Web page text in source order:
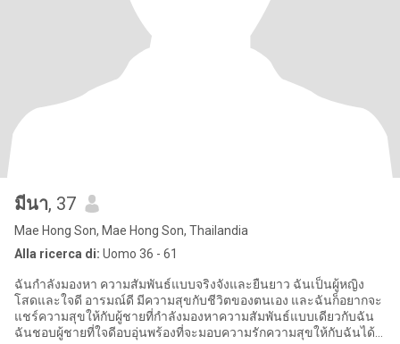
มีนา, 37
Mae Hong Son, Mae Hong Son, Thailandia
Alla ricerca di: Uomo 36 - 61
ฉันกำลังมองหา ความสัมพันธ์แบบจริงจังและยืนยาว ฉันเป็นผู้หญิง
โสดและใจดี อารมณ์ดี มีความสุขกับชีวิตของตนเอง และฉันก็อยากจะ
แชร์ความสุขให้กับผู้ชายที่กำลังมองหาความสัมพันธ์แบบเดียวกับฉัน
ฉันชอบผู้ชายที่ใจดีอบอุ่นพร้องที่จะมอบความรักความสุขให้กับฉันได้